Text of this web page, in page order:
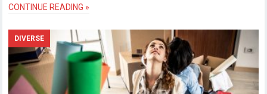
CONTINUE READING »
DIVERSE